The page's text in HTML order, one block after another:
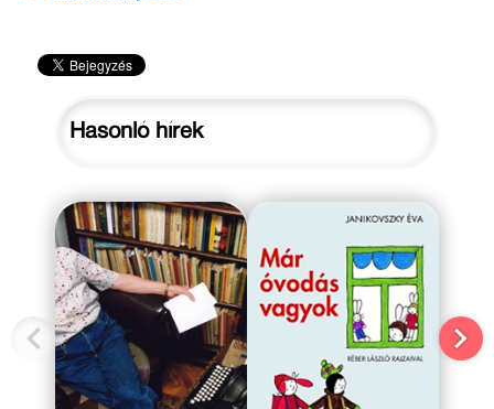
Hasonló hírek